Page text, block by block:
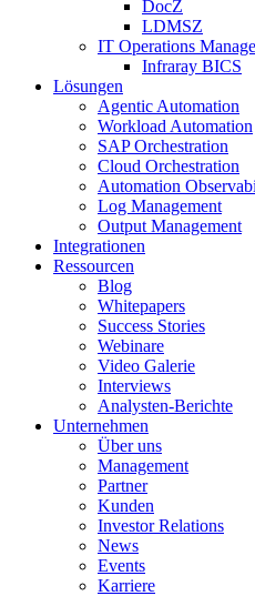
DocZ
LDMSZ
IT Operations
Infraray BICS
Lösungen
Agentic Automation
Workload Automation
SAP Orchestration
Cloud Orchestration
Automation
Log Management
Output Management
Integrationen
Ressourcen
Blog
Whitepapers
Success Stories
Webinare
Video Galerie
Interviews
Analysten-Berichte
Unternehmen
Über uns
Management
Partner
Kunden
Investor Relations
News
Events
Karriere